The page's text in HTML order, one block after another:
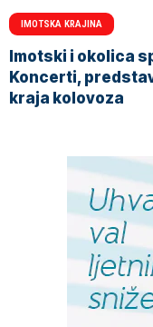
IMOTSKA KRAJINA
Imotski i okolica
Koncerti,
kraja kolovoza